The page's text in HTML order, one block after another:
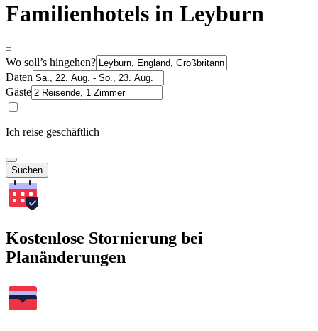
Familienhotels in Leyburn
Wo soll’s hingehen?
Daten
Gäste
Ich reise geschäftlich
Suchen
Kostenlose Stornierung bei
Planänderungen